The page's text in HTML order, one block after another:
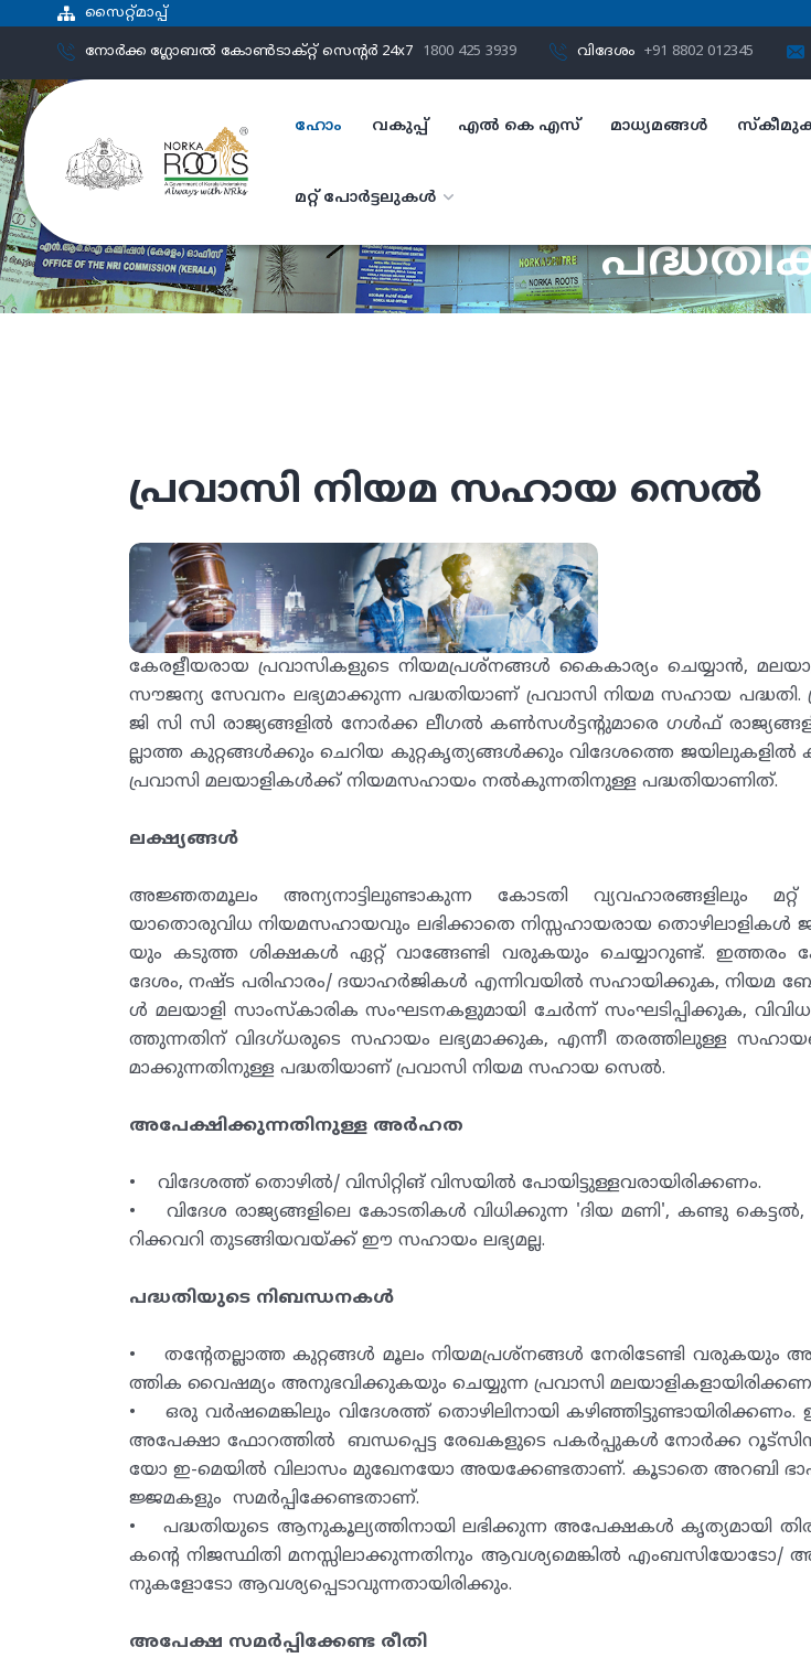
സൈറ്റ്മാപ്പ്
നോർക്ക ഗ്ലോബൽ കോൺടാക്റ്റ് സെന്‍റര്‍ 24x7 1800 425 3939 വിദേശം +91 8802 012345
ഹോം വകുപ്പ് എൽ കെ എസ് മാധ്യമങ്ങൾ
മറ്റ് പോർട്ടലുകൾ
പ്രവാസി നിയമ സഹായ സെൽ
കേരളീയരായ പ്രവാസികളുടെ നിയമപ്രശ്നങ്ങൾ കൈകാര്യം ചെയ്യാൻ,
സൗജന്യ സേവനം ലഭ്യമാക്കുന്ന പദ്ധതിയാണ് പ്രവാസി നിയമ സഹായ പദ്ധതി.
ജി സി സി രാജ്യങ്ങളിൽ നോർക്ക ലീഗൽ കൺസൾട്ടന്റുമാരെ ഗൾഫ്
ല്ലാത്ത കുറ്റങ്ങൾക്കും ചെറിയ കുറ്റകൃത്യങ്ങൾക്കും വിദേശത്തെ ജയിലുകളിൽ
പ്രവാസി മലയാളികൾക്ക് നിയമസഹായം നൽകുന്നതിനുള്ള പദ്ധതിയാണിത്.
ലക്ഷ്യങ്ങൾ
അജ്ഞതമൂലം അന്യനാട്ടിലുണ്ടാകുന്ന കോടതി വ്യവഹാരങ്ങളിലും
യാതൊരുവിധ നിയമസഹായവും ലഭിക്കാതെ നിസ്സഹായരായ തൊഴിലാളികൾ
യും കടുത്ത ശിക്ഷകൾ ഏറ്റ് വാങ്ങേണ്ടി വരുകയും ചെയ്യാറുണ്ട്. ഇത്തരം
ദേശം, നഷ്ട പരിഹാരം/ ദയാഹർജികൾ എന്നിവയിൽ സഹായിക്കുക, നിയമ
ൾ മലയാളി സാംസ്‌കാരിക സംഘടനകളുമായി ചേർന്ന് സംഘടിപ്പിക്കുക,
ത്തുന്നതിന് വിദഗ്ധരുടെ സഹായം ലഭ്യമാക്കുക, എന്നീ തരത്തിലുള്ള
മാക്കുന്നതിനുള്ള പദ്ധതിയാണ് പ്രവാസി നിയമ സഹായ സെൽ.
അപേക്ഷിക്കുന്നതിനുള്ള അർഹത
• വിദേശത്ത് തൊഴിൽ/ വിസിറ്റിങ് വിസയിൽ പോയിട്ടുള്ളവരായിരിക്കണം.
• വിദേശ രാജ്യങ്ങളിലെ കോടതികൾ വിധിക്കുന്ന 'ദിയ മണി', കണ്ടു
റിക്കവറി തുടങ്ങിയവയ്ക്ക് ഈ സഹായം ലഭ്യമല്ല.
പദ്ധതിയുടെ നിബന്ധനകൾ
• തന്റേതല്ലാത്ത കുറ്റങ്ങൾ മൂലം നിയമപ്രശ്നങ്ങൾ നേരിടേണ്ടി വരുകയും
ത്തിക വൈഷമ്യം അനുഭവിക്കുകയും ചെയ്യുന്ന പ്രവാസി
• ഒരു വർഷമെങ്കിലും വിദേശത്ത് തൊഴിലിനായി കഴിഞ്ഞിട്ടുണ്ടായിരിക്കണം.
അപേക്ഷാ ഫോറത്തിൽ ബന്ധപ്പെട്ട രേഖകളുടെ പകർപ്പുകൾ നോർക്ക റൂട്സിന്
യോ ഇ-മെയിൽ വിലാസം മുഖേനയോ അയക്കേണ്ടതാണ്. കൂടാതെ അറബി
ജ്ജമകളും സമർപ്പിക്കേണ്ടതാണ്.
• പദ്ധതിയുടെ ആനുകൂല്യത്തിനായി ലഭിക്കുന്ന അപേക്ഷകൾ കൃത്യമായി
കന്റെ നിജസ്ഥിതി മനസ്സിലാക്കുന്നതിനും ആവശ്യമെങ്കിൽ
നുകളോടോ ആവശ്യപ്പെടാവുന്നതായിരിക്കും.
അപേക്ഷ സമർപ്പിക്കേണ്ട രീതി